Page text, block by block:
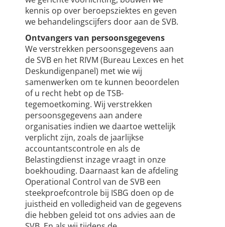
kennis op over beroepsziektes en geven
we behandelingscijfers door aan de SVB.
Ontvangers van persoonsgegevens
We verstrekken persoonsgegevens aan
de SVB en het RIVM (Bureau Lexces en het
Deskundigenpanel) met wie wij
samenwerken om te kunnen beoordelen
of u recht hebt op de TSB-
tegemoetkoming. Wij verstrekken
persoonsgegevens aan andere
organisaties indien we daartoe wettelijk
verplicht zijn, zoals de jaarlijkse
accountantscontrole en als de
Belastingdienst inzage vraagt in onze
boekhouding. Daarnaast kan de afdeling
Operational Control van de SVB een
steekproefcontrole bij ISBG doen op de
juistheid en volledigheid van de gegevens
die hebben geleid tot ons advies aan de